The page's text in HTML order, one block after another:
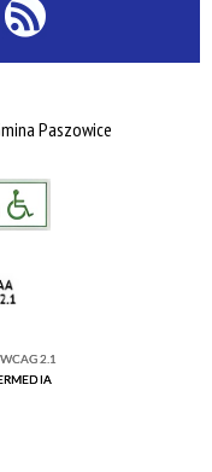
Paszowice
WCAG 2.1